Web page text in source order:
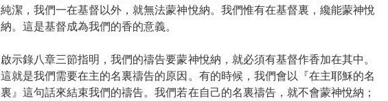
純潔，我們一在基督以外，就無法蒙神悅納。我們惟有在基督裏，纔能蒙神悅
納。這是基督成為我們的香的意義。
啟示錄八章三節指明，我們的禱告要蒙神悅納，就必須有基督作香加在其中。
這就是我們需要在主的名裏禱告的原因。有的時候，我們會以『在主耶穌的名
裏』這句話來結束我們的禱告。我們若在自己的名裏禱告，就不會蒙神悅納；